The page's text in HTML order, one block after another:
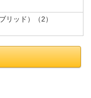
リッド）（2）